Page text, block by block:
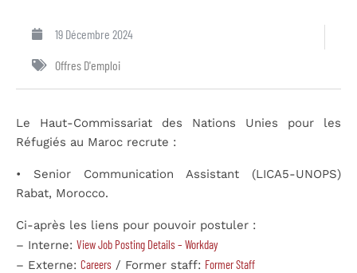
19 Décembre 2024
Offres D'emploi
Le Haut-Commissariat des Nations Unies pour les
Réfugiés au Maroc recrute :
• Senior Communication Assistant (LICA5-UNOPS)
Rabat, Morocco.
Ci-après les liens pour pouvoir postuler :
– Interne: View Job Posting Details – Workday
– Externe: Careers / Former staff: Former Staff